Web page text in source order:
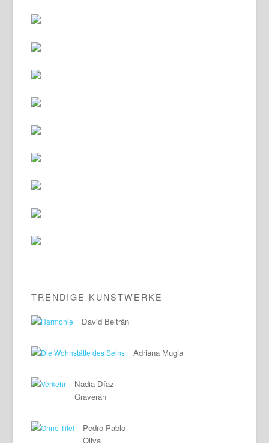
TRENDIGE KUNSTWERKE
David Beltrán
Adriana Mugia
Nadia Díaz
Graverán
Pedro Pablo
Oliva